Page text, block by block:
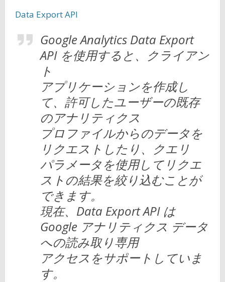
Data Export API
Google Analytics Data Export
API を使用すると、クライアン
ト
アプリケーションを作成し
て、許可したユーザーの既存
のアナリティクス
プロファイルからのデータを
リクエストしたり、クエリ
パラメータを使用してリクエ
ストの結果を絞り込むことが
できます。
現在、Data Export API は
Google アナリティクス データ
への読み取り専用
アクセスをサポートしていま
す。